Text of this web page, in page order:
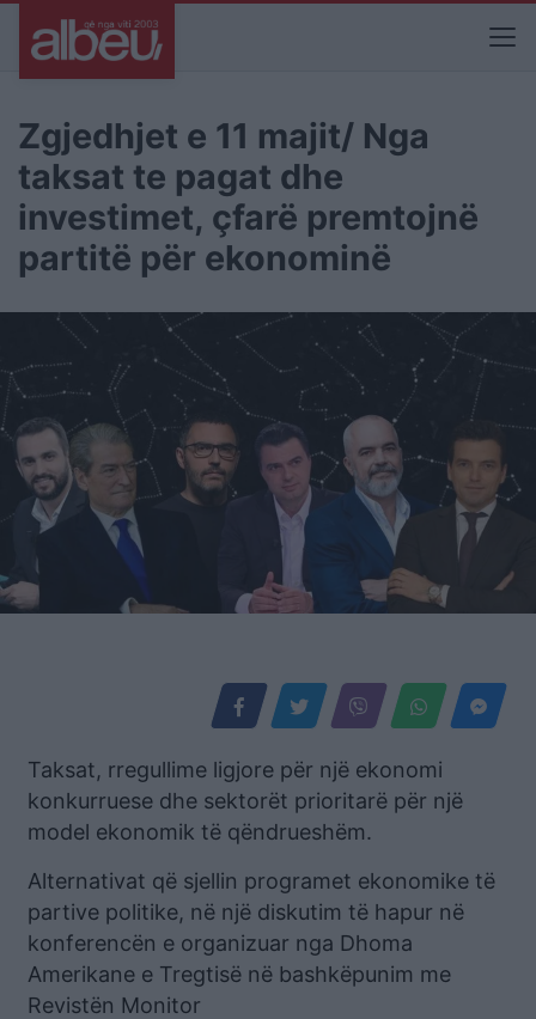
Zgjedhjet e 11 majit/ Nga
taksat te pagat dhe
investimet, çfarë premtojnë
partitë për ekonominë
Taksat, rregullime ligjore për një ekonomi
konkurruese dhe sektorët prioritarë për një
model ekonomik të qëndrueshëm.
Alternativat që sjellin programet ekonomike të
partive politike, në një diskutim të hapur në
konferencën e organizuar nga Dhoma
Amerikane e Tregtisë në bashkëpunim me
Revistën Monitor